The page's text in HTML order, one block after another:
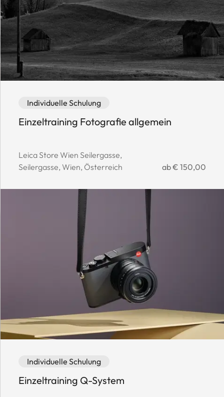
Individuelle Schulung
Event category: Individuelle Schulung
Event availability: Available
Einzeltraining Fotografie allgemein
Event location:
Leica Store Wien Seilergasse,
Seilergasse, Wien, Österreich
Event price:
ab € 150,00
Individuelle Schulung
Event category: Individuelle Schulung
Event availability: Available
Einzeltraining Q-System